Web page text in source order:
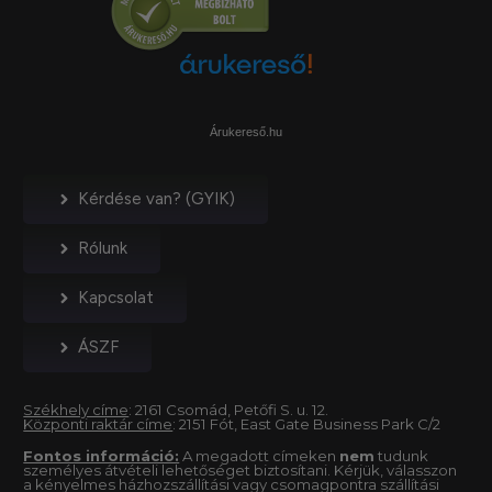
Árukereső.hu
Kérdése van? (GYIK)
Rólunk
Kapcsolat
ÁSZF
Székhely címe: 2161 Csomád, Petőfi S. u. 12.
Központi raktár címe: 2151 Fót, East Gate Business Park C/2
Fontos információ: A megadott címeken nem tudunk
személyes átvételi lehetőséget biztosítani. Kérjük, válasszon
a kényelmes házhozszállítási vagy csomagpontra szállítási